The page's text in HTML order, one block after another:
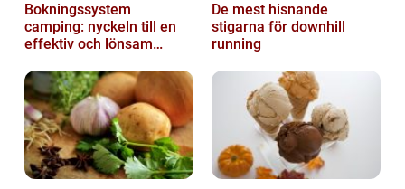
Bokningssystem
camping: nyckeln till en
effektiv och lönsam
De mest hisnande
stigarna för downhill
running